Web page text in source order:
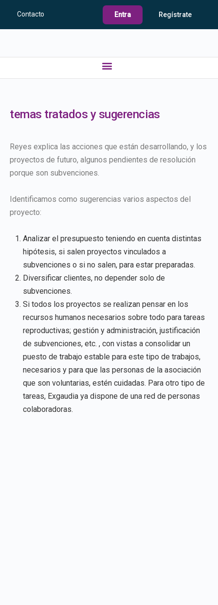
Contacto Entra Regístrate
temas tratados y sugerencias
Reyes explica las acciones que están desarrollando, y los
proyectos de futuro, algunos pendientes de resolución
porque son subvenciones.
Identificamos como sugerencias varios aspectos del
proyecto:
Analizar el presupuesto teniendo en cuenta distintas
hipótesis, si salen proyectos vinculados a
subvenciones o si no salen, para estar preparadas.
Diversificar clientes, no depender solo de
subvenciones.
Si todos los proyectos se realizan pensar en los
recursos humanos necesarios sobre todo para tareas
reproductivas; gestión y administración, justificación
de subvenciones, etc. , con vistas a consolidar un
puesto de trabajo estable para este tipo de trabajos,
necesarios y para que las personas de la asociación
que son voluntarias, estén cuidadas. Para otro tipo de
tareas, Exgaudia ya dispone de una red de personas
colaboradoras.